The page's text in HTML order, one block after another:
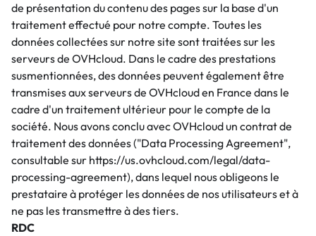
de présentation du contenu des pages sur la base d'un
traitement effectué pour notre compte. Toutes les
données collectées sur notre site sont traitées sur les
serveurs de OVHcloud. Dans le cadre des prestations
susmentionnées, des données peuvent également être
transmises aux serveurs de OVHcloud en France dans le
cadre d'un traitement ultérieur pour le compte de la
société. Nous avons conclu avec OVHcloud un contrat de
traitement des données ("Data Processing Agreement",
consultable sur https://us.ovhcloud.com/legal/data-
processing-agreement), dans lequel nous obligeons le
prestataire à protéger les données de nos utilisateurs et à
ne pas les transmettre à des tiers.
RDC